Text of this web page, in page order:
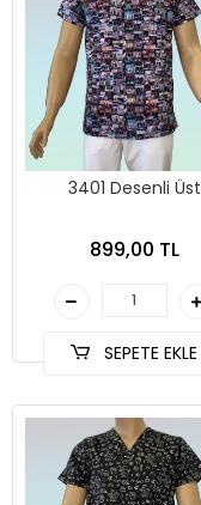
3401 Desenli Üst
899,00 TL
SEPETE EKLE